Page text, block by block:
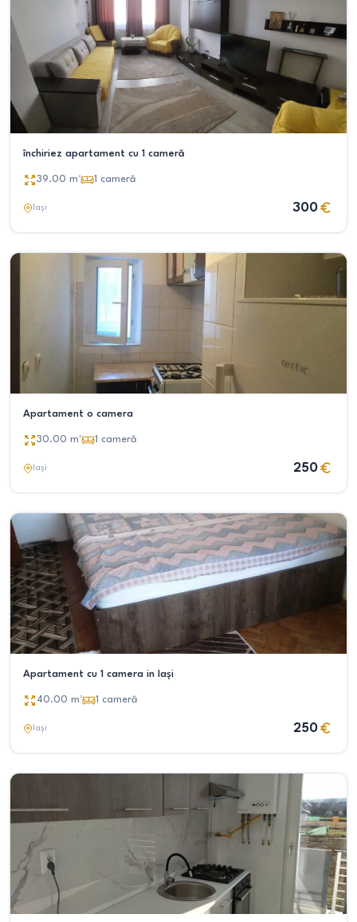
închiriez apartament cu 1 cameră
39.00 m² 1 cameră
Iași 300
Apartament o camera
30.00 m² 1 cameră
Iași 250
Apartament cu 1 camera in Iași
40.00 m² 1 cameră
Iași 250